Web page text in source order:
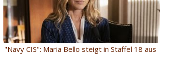
"Navy CIS": Maria Bello steigt in Staffel 18 aus